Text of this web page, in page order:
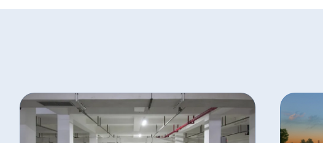
правилами эргономики пространство и чистовая отделка